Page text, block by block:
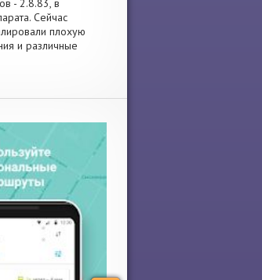
- 2.8.83, в
Сейчас
плохую
и различные